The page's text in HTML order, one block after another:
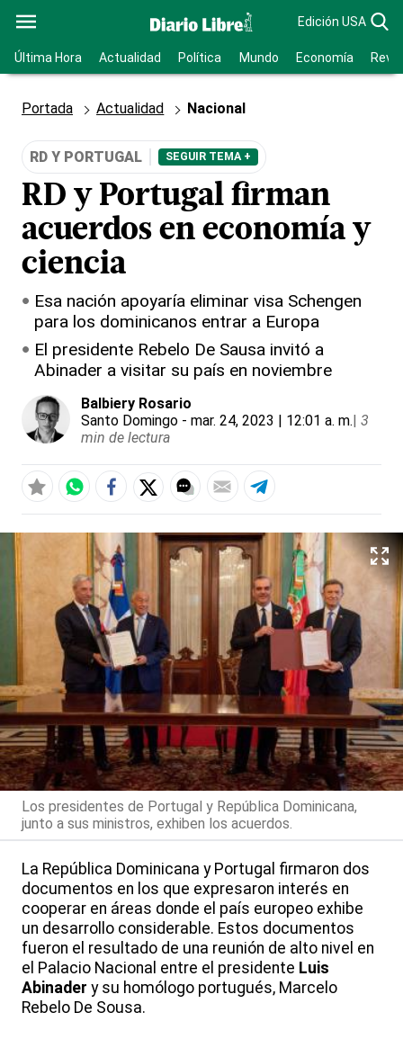
Edición USA
Última Hora Actualidad Política Mundo Economía
Portada Actualidad Nacional
RD Y PORTUGAL SEGUIR TEMA +
RD y Portugal firman
acuerdos en economía y
ciencia
Esa nación apoyaría eliminar visa Schengen
para los dominicanos entrar a Europa
El presidente Rebelo De Sausa invitó a
Abinader a visitar su país en noviembre
Balbiery Rosario
Santo Domingo - mar. 24, 2023 | 12:01 a. m.| 3
min de lectura
Los presidentes de Portugal y República Dominicana,
junto a sus ministros, exhiben los acuerdos.
La República Dominicana y Portugal firmaron dos
documentos en los que expresaron interés en
cooperar en áreas donde el país europeo exhibe
un desarrollo considerable. Estos documentos
fueron el resultado de una reunión de alto nivel en
el Palacio Nacional entre el presidente Luis
Abinader y su homólogo portugués, Marcelo
Rebelo De Sousa.